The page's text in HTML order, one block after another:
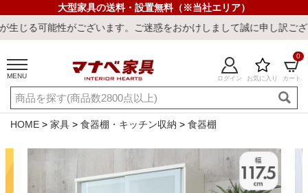
大型家具の送料・設置無料（※当社エリア）
ます。ご迷惑をおかけしまして誠に申し訳ございません。
MENU ログイン お気に入り カート
0
ご利用ガイド 新規会員登録
店舗一覧 閲覧履歴
キーワード・商品番号で探す
HOME 家具 食器棚・キッチン収納 食器棚